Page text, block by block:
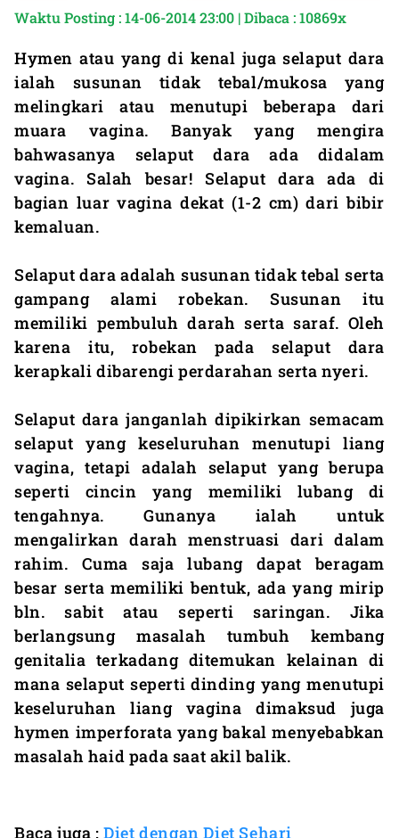
Waktu Posting : 14-06-2014 23:00 | Dibaca : 10869x
Hymen atau yang di kenal juga selaput dara
ialah susunan tidak tebal/mukosa yang
melingkari atau menutupi beberapa dari
muara vagina. Banyak yang mengira
bahwasanya selaput dara ada didalam
vagina. Salah besar! Selaput dara ada di
bagian luar vagina dekat (1-2 cm) dari bibir
kemaluan.
Selaput dara adalah susunan tidak tebal serta
gampang alami robekan. Susunan itu
memiliki pembuluh darah serta saraf. Oleh
karena itu, robekan pada selaput dara
kerapkali dibarengi perdarahan serta nyeri.
Selaput dara janganlah dipikirkan semacam
selaput yang keseluruhan menutupi liang
vagina, tetapi adalah selaput yang berupa
seperti cincin yang memiliki lubang di
tengahnya. Gunanya ialah untuk
mengalirkan darah menstruasi dari dalam
rahim. Cuma saja lubang dapat beragam
besar serta memiliki bentuk, ada yang mirip
bln. sabit atau seperti saringan. Jika
berlangsung masalah tumbuh kembang
genitalia terkadang ditemukan kelainan di
mana selaput seperti dinding yang menutupi
keseluruhan liang vagina dimaksud juga
hymen imperforata yang bakal menyebabkan
masalah haid pada saat akil balik.
Baca juga :Diet dengan Diet Sehari